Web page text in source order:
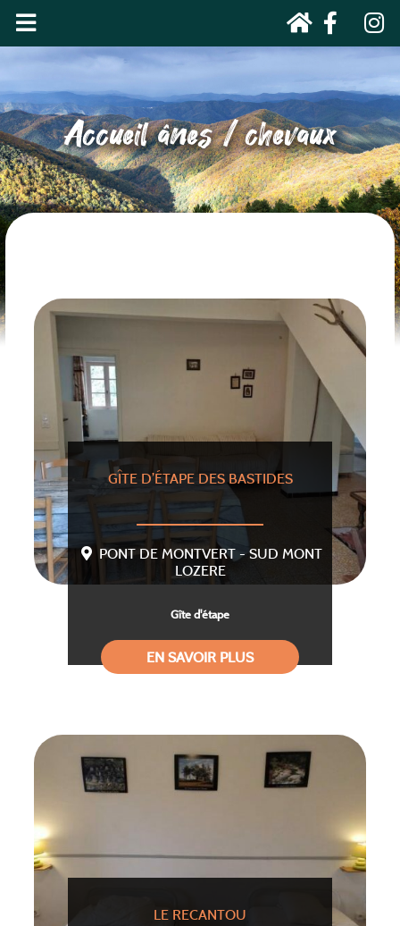
Accueil ânes / chevaux
GÎTE D’ÉTAPE DES BASTIDES
PONT DE MONTVERT - SUD MONT
LOZERE
Gîte d'étape
EN SAVOIR PLUS
LE RECANTOU